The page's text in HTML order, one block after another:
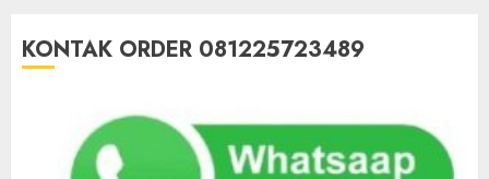
KONTAK ORDER 081225723489